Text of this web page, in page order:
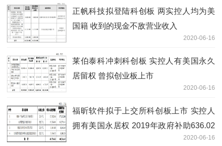
正帆科技拟登陆科创板 两实控人均为美
国籍 收到的现金不敌营业收入
2020-06-16
莱伯泰科冲刺科创板 实控人有美国永久
居留权 曾拟创业板上市
2020-06-16
福昕软件拟于上交所科创板上市 实控人
拥有美国永居权 2019年政府补助636.02
2020-06-16